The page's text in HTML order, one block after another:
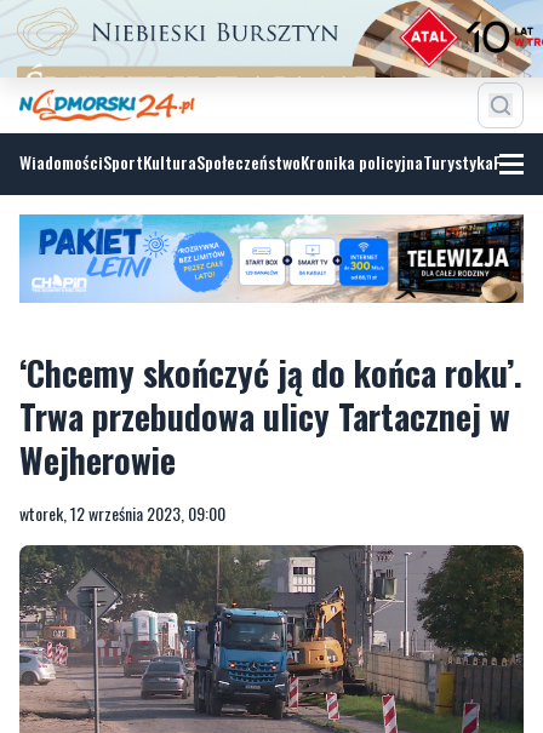
WiadomościSportKulturaSpołeczeństwoKronika policyjnaTurystyka
‘Chcemy skończyć ją do końca roku’.
Trwa przebudowa ulicy Tartacznej w
Wejherowie
wtorek, 12 września 2023, 09:00